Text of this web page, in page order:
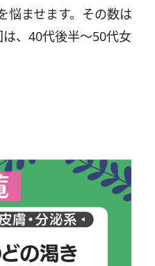
悩ませます。その数は
、40代後半〜50代女